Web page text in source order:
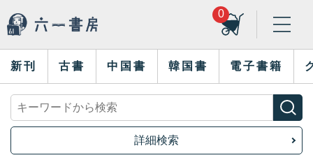
0
新刊 古書 中国書 韓国書 電子書籍
詳細検索